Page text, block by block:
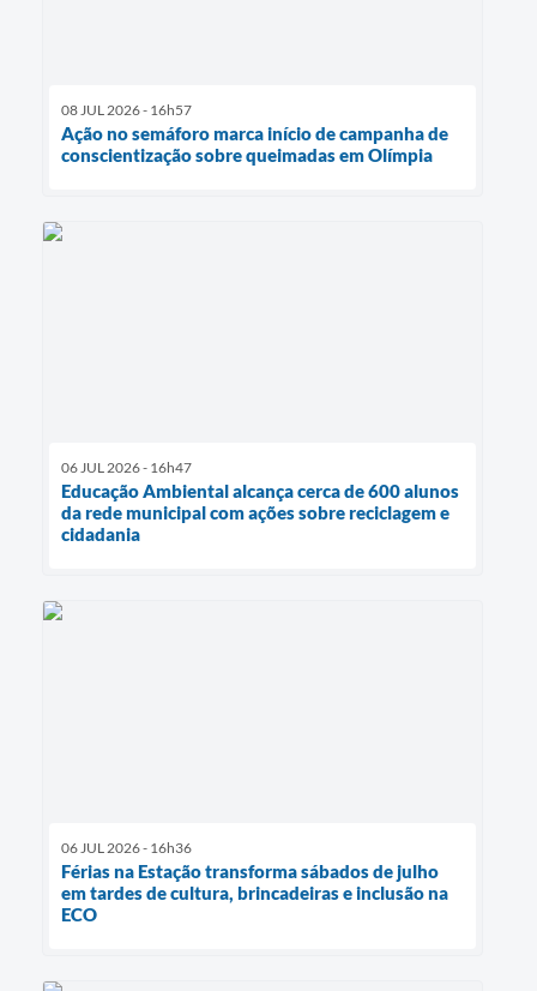
08 JUL 2026 - 16h57
Ação no semáforo marca início de campanha de
conscientização sobre queimadas em Olímpia
06 JUL 2026 - 16h47
Educação Ambiental alcança cerca de 600 alunos
da rede municipal com ações sobre reciclagem e
cidadania
06 JUL 2026 - 16h36
Férias na Estação transforma sábados de julho
em tardes de cultura, brincadeiras e inclusão na
ECO